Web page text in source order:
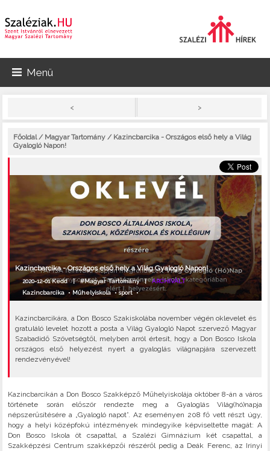
Menü
< >
Főoldal/ Magyar Tartomány / Kazincbarcika - Országos első hely a Világ
Gyalogló Napon!
Kazincbarcika - Országos első hely a Világ Gyalogló Napon!
2020-12-01 Kedd |#Magyar Tartomány|ARCHIVÁLT
Kazincbarcika • Műhelyiskola•sport•
Kazincbarcikára, a Don Bosco Szakiskolába november végén oklevelet és
gratuláló levelet hozott a posta a Világ Gyalogló Napot szervező Magyar
Szabadidő Szövetségtől, melyben arról értesít, hogy a Don Bosco Iskola
országos első helyezést nyert a gyaloglás világnapjára szervezett
rendezvényével!
Kazincbarcikán a Don Bosco Szakképző Műhelyiskolája október 8-án a város
története során először rendezte meg a Gyaloglás Világ(hó)napja
népszerűsítésére a „Gyalogló napot”. Az eseményen 208 fő vett részt úgy,
hogy a helyi középfokú intézmények mindegyike képviseltette magát: A
Don Bosco Iskola öt csapattal, a Szalézi Gimnázium két csapattal, a
Szakképzési Centrum szakképzői részéről pedig a Deák Ferenc, az Irinyi